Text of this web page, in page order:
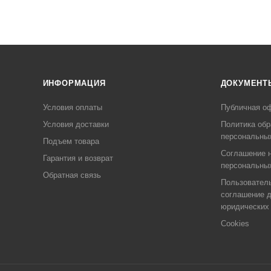
ИНФОРМАЦИЯ
Условия оплаты
Условия доставки
Подъем товара
Гарантия и возврат
Обратная связь
Публичная
Политика
Соглашение
соглашение
Cookies